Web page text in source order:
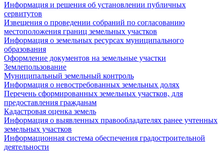
Информация и решения об установлении публичных
сервитутов
Извещения о проведении собраний по согласованию
местоположения границ земельных участков
Информация о земельных ресурсах муниципального
образования
Оформление документов на земельные участки
Землепользование
Муниципальный земельный контроль
Информация о невостребованных земельных долях
Перечень сформированных земельных участков, для
предоставления гражданам
Кадастровая оценка земель
Информация о выявленных правообладателях ранее учтенных
земельных участков
Информационная система обеспечения градостроительной
деятельности